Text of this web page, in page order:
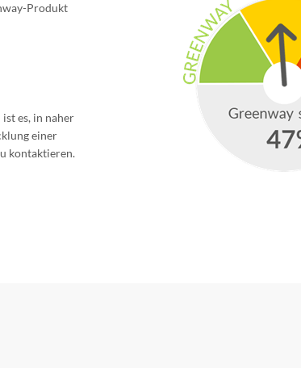
Produkt
es, in naher
einer
kontaktieren.